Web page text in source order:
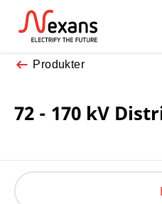
Produkter
72 - 170 kV